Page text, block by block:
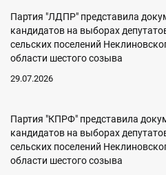
Партия "ЛДПР" представила
кандидатов на выборах
сельских поселений
области шестого созыва
29.07.2026
Партия "КПРФ" представила
кандидатов на выборах
сельских поселений
области шестого созыва